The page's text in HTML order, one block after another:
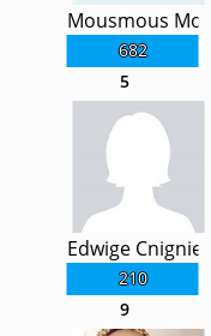
682
Mousmous
5
210
Edwige Cnigniet
9